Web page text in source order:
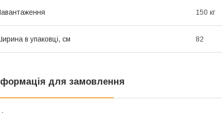
150 кг
в упаковці, см 82
для замовлення